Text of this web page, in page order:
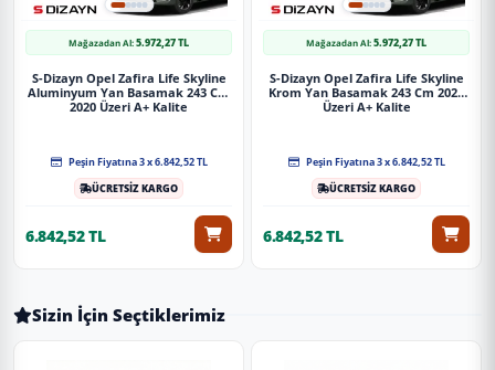
Mağazadan Al:5.972,27 TL
S-Dizayn Opel Zafira Life Skyline
Aluminyum Yan Basamak 243 Cm
2020 Üzeri A+ Kalite
Peşin Fiyatına 3 x 6.842,52 TL
ÜCRETSİZ KARGO
6.842,52 TL
Mağazadan Al:5.972,27 TL
S-Dizayn Opel Zafira Life Skyline
Krom Yan Basamak 243 Cm 2020
Üzeri A+ Kalite
Peşin Fiyatına 3 x 6.842,52 TL
ÜCRETSİZ KARGO
6.842,52 TL
Sizin İçin Seçtiklerimiz